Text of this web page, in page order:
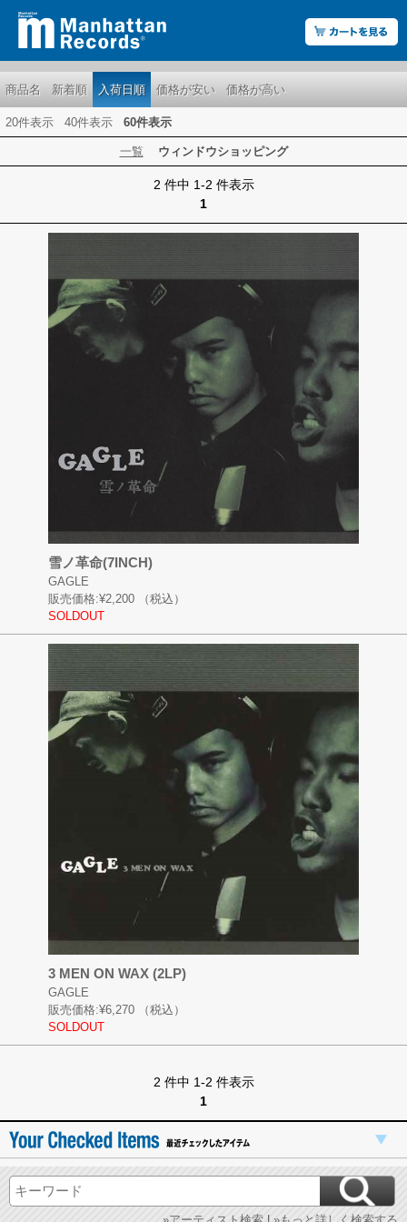
商品名 新着順 入荷日順 価格が安い 価格が高い
20件表示 40件表示 60件表示
一覧 ウィンドウショッピング
2 件中 1-2 件表示
1
雪ノ革命(7INCH)
GAGLE
販売価格:¥2,200
（税込）
SOLDOUT
3 MEN ON WAX (2LP)
GAGLE
販売価格:¥6,270
（税込）
SOLDOUT
2 件中 1-2 件表示
1
»アーティスト検索 | »もっと詳しく検索する